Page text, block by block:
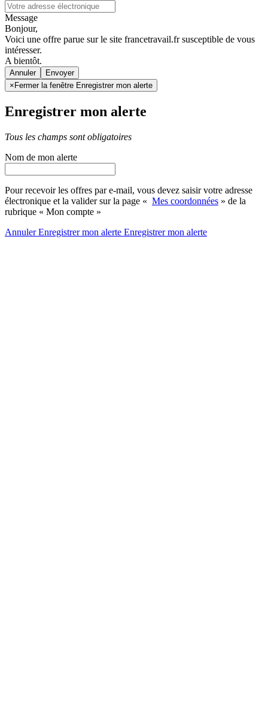
Message
Bonjour,
Voici une offre parue sur le site francetravail.fr susceptible de vous
intéresser.
A bientôt.
Annuler
× Fermer la fenêtre Enregistrer mon alerte
Enregistrer mon alerte
Tous les champs sont obligatoires
Nom de mon alerte
Pour recevoir les offres par e-mail, vous devez saisir votre adresse
électronique et la valider sur la page « Mes coordonnées » de la
rubrique « Mon compte »
AnnulerEnregistrer mon alerte Enregistrermon alerte